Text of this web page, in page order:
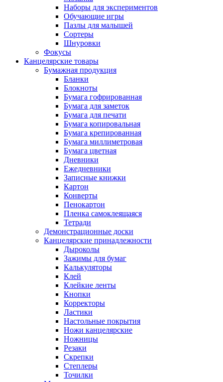
Наборы для экспериментов
Обучающие игры
Пазлы для малышей
Сортеры
Шнуровки
Фокусы
Канцелярские товары
Бумажная продукция
Бланки
Блокноты
Бумага гофрированная
Бумага для заметок
Бумага для печати
Бумага копировальная
Бумага крепированная
Бумага миллиметровая
Бумага цветная
Дневники
Ежедневники
Записные книжки
Картон
Конверты
Пенокартон
Пленка самоклеящаяся
Тетради
Демонстрационные доски
Канцелярские принадлежности
Дыроколы
Зажимы для бумаг
Калькуляторы
Клей
Клейкие ленты
Кнопки
Корректоры
Ластики
Настольные покрытия
Ножи канцелярские
Ножницы
Резаки
Скрепки
Степлеры
Точилки